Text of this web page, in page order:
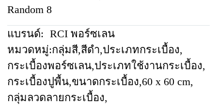
Random 8
แบรนด์: RCI พอร์ซเลน
หมวดหมู่:กลุ่มสี,สีดำ,ประเภทกระเบื้อง,
กระเบื้องพอร์ซเลน,ประเภทใช้งานกระเบื้อง,
กระเบื้องปูพื้น,ขนาดกระเบื้อง,60 x 60 cm,
กลุ่มลวดลายกระเบื้อง,